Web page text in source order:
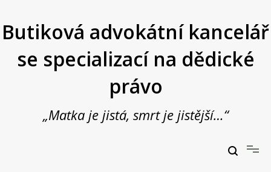
obsah
Butiková advokátní kancelář
se specializací na dědické
právo
„Matka je jistá, smrt je jistější…“